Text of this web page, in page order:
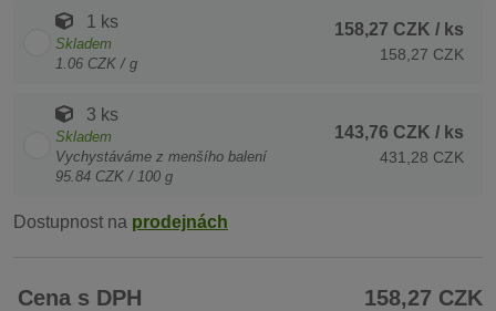
1 ks
Skladem
1.06 CZK / g
158,27 CZK / ks
158,27 CZK
3 ks
Skladem
Vychystáváme z menšího balení
95.84 CZK / 100 g
143,76 CZK / ks
431,28 CZK
Dostupnost na prodejnách
Cena s DPH 158,27 CZK